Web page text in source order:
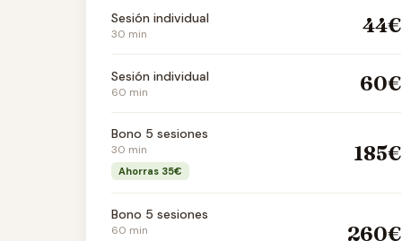
Sesión individual
30 min 44€
Sesión individual
60 min 60€
Bono 5 sesiones
30 min
Ahorras 35€
185€
Bono 5 sesiones
60 min 260€